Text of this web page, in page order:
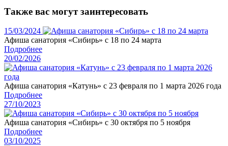
Также вас могут заинтересовать
15/03/2024
Афиша санатория «Сибирь» с 18 по 24 марта
Подробнее
20/02/2026
Афиша санатория «Катунь» с 23 февраля по 1 марта 2026 года
Подробнее
27/10/2023
Афиша санатория «Сибирь» с 30 октября по 5 ноября
Подробнее
03/10/2025